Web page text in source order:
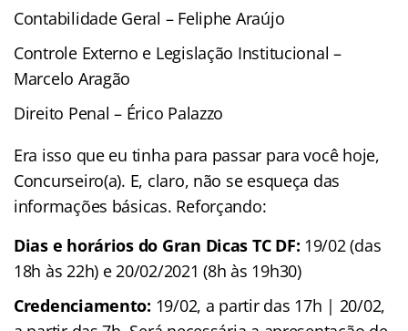
Contabilidade Geral – Feliphe Araújo
Controle Externo e Legislação Institucional –
Marcelo Aragão
Direito Penal – Érico Palazzo
Era isso que eu tinha para passar para você hoje,
Concurseiro(a). E, claro, não se esqueça das
informações básicas. Reforçando:
Dias e horários do Gran Dicas TC DF: 19/02 (das
18h às 22h) e 20/02/2021 (8h às 19h30)
Credenciamento: 19/02, a partir das 17h | 20/02,